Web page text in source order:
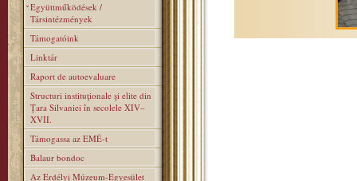
Együttműködések /
Társintézmények
Támogatóink
Linktár
Raport de autoevaluare
Structuri instituţionale şi elite din
Ţara Silvaniei în secolele XIV–
XVII.
Támogassa az EMÉ-t
Balaur bondoc
Az Erdélyi Múzeum-Egyesület